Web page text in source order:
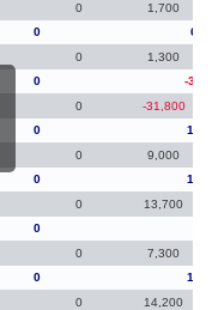
0 1,700
0
0 1,300
0
-
0 -31,800
0
0 9,000
0
0 13,700
0
0 7,300
0
0 14,200